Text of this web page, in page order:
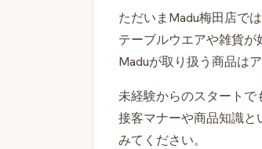
ただいまMadu梅田店で
テーブルウエアや雑貨
Maduが取り扱う商品は
未経験からのスタートで
接客マナーや商品知識
みてください。